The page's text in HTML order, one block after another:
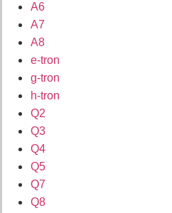
A6
A7
A8
e-tron
g-tron
h-tron
Q2
Q3
Q4
Q5
Q7
Q8